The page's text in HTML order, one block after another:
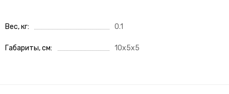
Вес, кг 0.1
Габариты, см 10x5x5